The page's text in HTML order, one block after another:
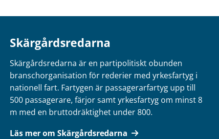
Skärgårdsredarna
Skärgårdsredarna är en partipolitiskt obunden
branschorganisation för rederier med yrkesfartyg i
nationell fart. Fartygen är passagerarfartyg upp till
500 passagerare, färjor samt yrkesfartyg om minst 8
m med en bruttodräktighet under 800.
Läs mer om Skärgårdsredarna